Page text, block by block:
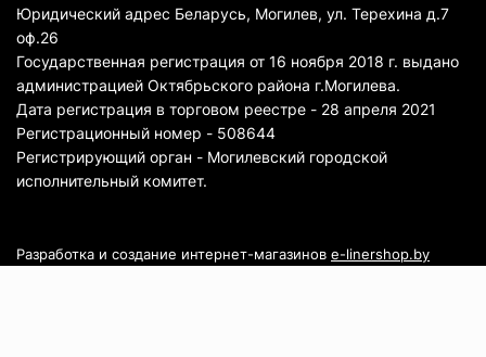
Юридический адрес Беларусь, Могилев, ул. Терехина д.7
оф.26
Государственная регистрация от 16 ноября 2018 г. выдано
администрацией Октябрьского района г.Могилева.
Дата регистрация в торговом реестре - 28 апреля 2021
Регистрационный номер - 508644
Регистрирующий орган - Могилевский городской
исполнительный комитет.
Разработка и создание интернет-магазинов e-linershop.by